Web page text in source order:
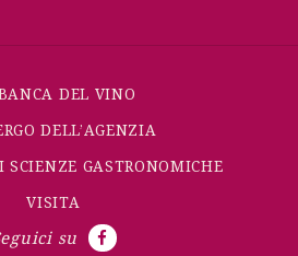
DEL VINO
DELL’AGENZIA
GASTRONOMICHE
VISITA
su